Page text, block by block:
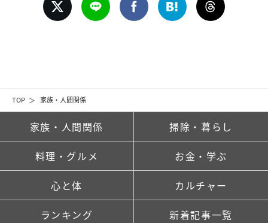
TOP 家族・人間関係
家族・人間関係 掃除・暮らし
料理・グルメ お金・学ぶ
心と体 カルチャー
ランキング 新着記事一覧